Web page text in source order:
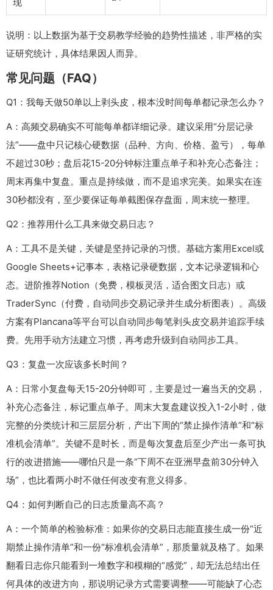
说明：以上数据为基于交易教学经验的趋势性描述，非严格的实
证研究统计，具体结果因人而异。
常见问题（FAQ）
Q1：我每天做50单以上剥头皮，根本没时间每单都记录怎么办？
A：高频交易确实不可能每单都详细记录。建议采用“分层记录
法”——盘中只记核心硬数据（品种、方向、价格、盈亏），每单
不超过30秒；盘后花15-20分钟标注重点单子和补充心态备注；
周末再集中复盘。重点是持续做，而不是追求完美。如果实在连
30秒都没有，至少要保证每单截图保存盘面，周末统一整理。
Q2：推荐用什么工具来做交易日志？
A：工具不是关键，关键是坚持记录的习惯。基础方案用Excel或
Google Sheets+记事本，表格记录硬数据，文本记录逻辑和心
态。进阶推荐Notion（免费，模板灵活，适合图文日志）或
TraderSync（付费，自动同步交易记录并生成分析图表）。高级
方案有Plancana等平台可以自动同步每笔剥头皮交易并追踪手续
费。先用手动方法建立习惯，再考虑升级到自动同步工具。
Q3：复盘一次应该多长时间？
A：日常小复盘每天15-20分钟即可，主要是过一遍当天的交易，
补充心态备注，标记重点单子。周末大复盘建议投入1-2小时，做
完整的分类统计和三层层分析，产出下周的“禁止操作清单”和“标
准机会清单”。关键不是时长，而是每次复盘后至少产出一条可执
行的改进措施——哪怕只是一条“下周不在亚洲早盘前30分钟入
场”，也比看两小时不做任何改变有意义得多。
Q4：如何判断自己的日志质量高不高？
A：一个简单的检验标准：如果你的交易日志能直接生成一份“近
期禁止操作清单”和一份“标准机会清单”，那质量就及格了。如果
翻看日志你只能看到一堆数字和模糊的“感觉”，却无法总结出任
何具体的改进方向，那说明记录方式需要调整——可能缺了心态